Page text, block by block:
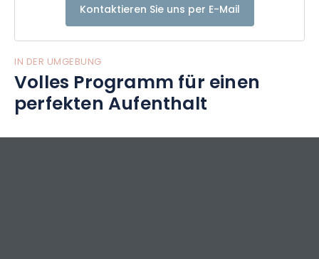
Kontaktieren Sie uns per E-Mail
IN DER UMGEBUNG
Volles Programm für einen
perfekten Aufenthalt